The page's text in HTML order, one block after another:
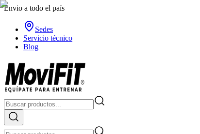
Envio a todo el país
Sedes
Servicio técnico
Blog